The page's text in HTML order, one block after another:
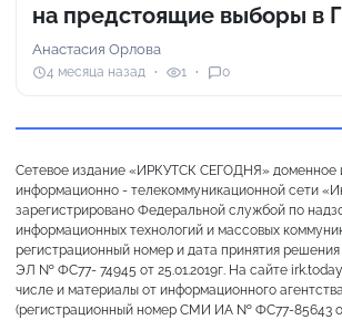
на предстоящие выборы в
Анастасия Орлова
4 месяца назад 1 0
Сетевое издание «ИРКУТСК СЕГОДНЯ» доменное
информационно - телекоммуникационной сети
зарегистрировано Федеральной службой по
информационных технологий и массовых
регистрационный номер и дата принятия
ЭЛ № ФС77- 74945 от 25.01.2019г. На сайте
числе и материалы от информационного
(регистрационный номер СМИ ИА № ФС77-85643 от